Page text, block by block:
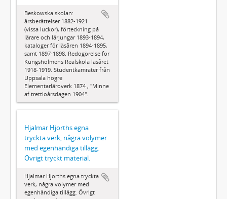
Beskowska skolan:
årsberättelser 1882-1921
(vissa luckor), förteckning på
lärare och lärjungar 1893-1894,
kataloger för läsåren 1894-1895,
samt 1897-1898. Redogörelse för
Kungsholmens Realskola läsåret
1918-1919. Studentkamrater från
Uppsala högre
Elementarläroverk 1874 , "Minne
af trettioårsdagen 1904".
Hjalmar Hjorths egna
tryckta verk, några volymer
med egenhändiga tillägg.
Övrigt tryckt material.
Hjalmar Hjorths egna tryckta
verk, några volymer med
egenhändiga tillägg. Övrigt